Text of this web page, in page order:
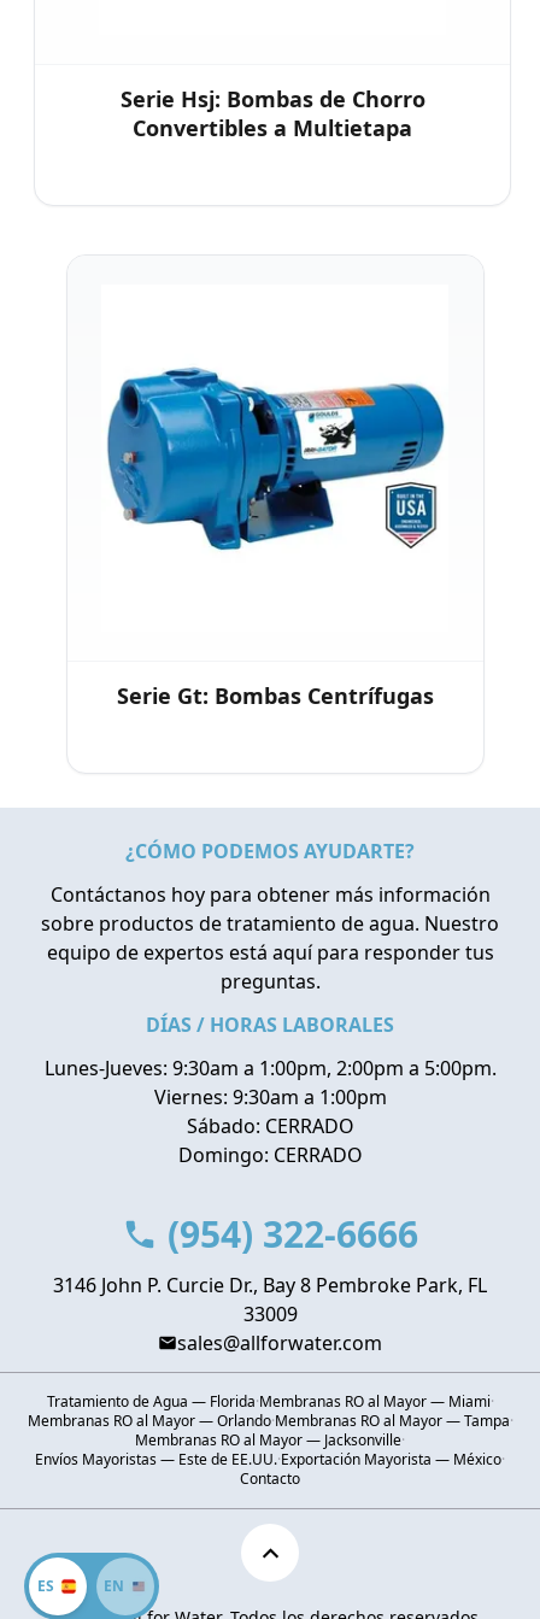
Serie Hsj: Bombas de Chorro
Convertibles a Multietapa
Serie Gt: Bombas Centrífugas
ES EN
¿CÓMO PODEMOS AYUDARTE?
Contáctanos hoy para obtener más información
sobre productos de tratamiento de agua. Nuestro
equipo de expertos está aquí para responder tus
preguntas.
DÍAS / HORAS LABORALES
Lunes-Jueves: 9:30am a 1:00pm, 2:00pm a 5:00pm.
Viernes: 9:30am a 1:00pm
Sábado: CERRADO
Domingo: CERRADO
(954) 322-6666
3146 John P. Curcie Dr., Bay 8 Pembroke Park, FL
33009
sales@allforwater.com
Tratamiento de Agua — Florida·Membranas RO al Mayor — Miami·
Membranas RO al Mayor — Orlando·Membranas RO al Mayor — Tampa·
Membranas RO al Mayor — Jacksonville·
Envíos Mayoristas — Este de EE.UU.·Exportación Mayorista — México·
Contacto